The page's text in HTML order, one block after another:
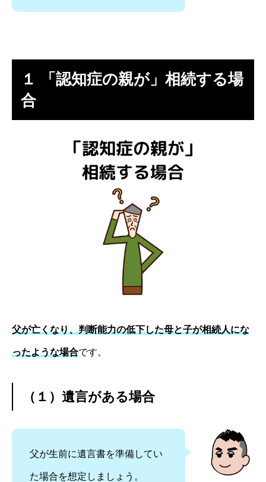
１ 「認知症の親が」相続する場
合
父が亡くなり、判断能力の低下した母と子が相続人にな
ったような場合です。
（１）遺言がある場合
父が生前に遺言書を準備してい
た場合を想定しましょう。